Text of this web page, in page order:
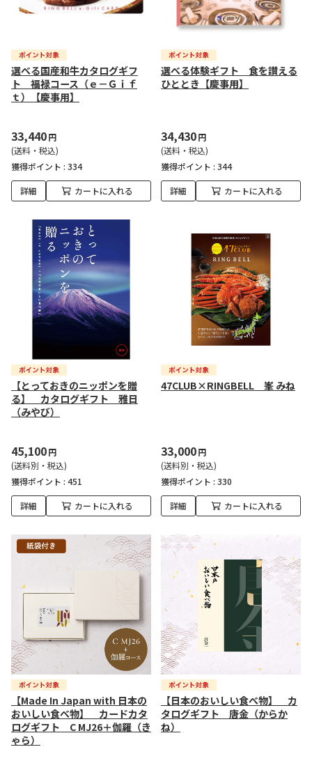
選べる国産和牛カタログギフ
ト 福禄コース（ｅ－Ｇｉｆ
ｔ）【慶事用】
33,440円
(送料・税込)
獲得ポイント : 334
詳細 カートに入れる
選べる体験ギフト 食を讃える
ひととき【慶事用】
34,430円
(送料・税込)
獲得ポイント : 344
詳細 カートに入れる
【とっておきのニッポンを贈
る】 カタログギフト 雅日
（みやび）
45,100円
(送料別・税込)
獲得ポイント : 451
詳細 カートに入れる
47CLUB×RINGBELL 峯 みね
33,000円
(送料別・税込)
獲得ポイント : 330
詳細 カートに入れる
【Made In Japan with 日本の
おいしい食べ物】 カードカタ
ログギフト C MJ26＋伽羅（き
ゃら）
【日本のおいしい食べ物】 カ
タログギフト 唐金（からか
ね）